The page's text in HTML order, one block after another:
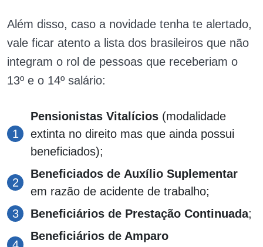
Além disso, caso a novidade tenha te alertado,
vale ficar atento a lista dos brasileiros que não
integram o rol de pessoas que receberiam o
13º e o 14º salário:
Pensionistas Vitalícios (modalidade
extinta no direito mas que ainda possui
beneficiados);
Beneficiados de Auxílio Suplementar
em razão de acidente de trabalho;
Beneficiários de Prestação Continuada;
Beneficiários de Amparo